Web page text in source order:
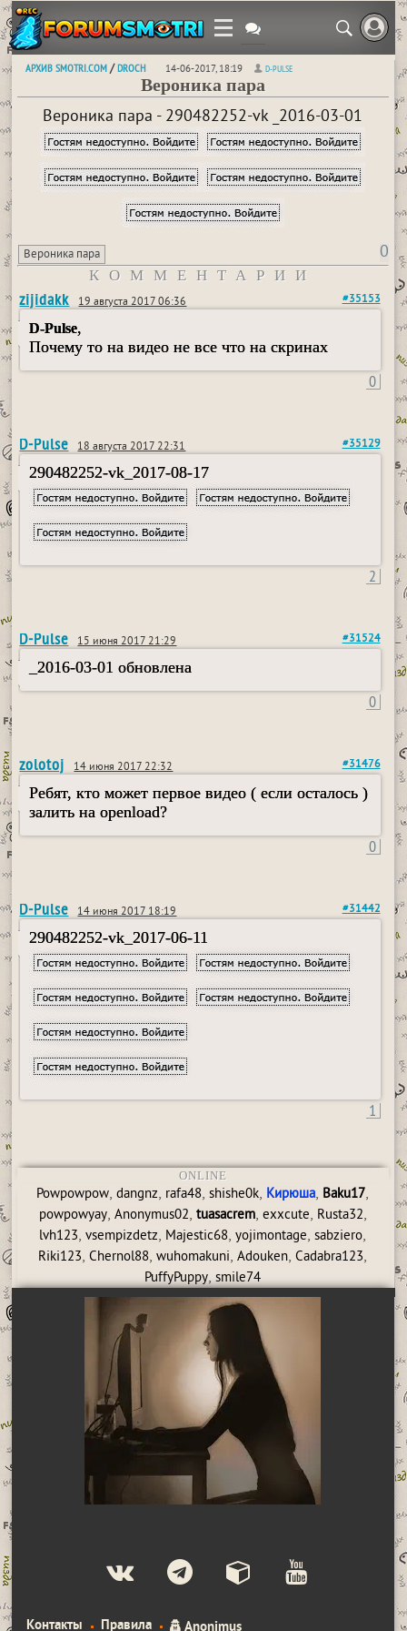
АРХИВ SMOTRI.COM /DROCH 14-06-2017, 18:19 D-PULSE
Вероника пара
Вероника пара - 290482252-vk _2016-03-01
Вероника пара 0
КОММЕНТАРИИ
zijidakk 19 августа 2017 06:36 #35153
D-Pulse,
Почему то на видео не все что на скринах
0
D-Pulse 18 августа 2017 22:31 #35129
290482252-vk_2017-08-17
2
D-Pulse 15 июня 2017 21:29 #31524
_2016-03-01 обновлена
0
zolotoj 14 июня 2017 22:32 #31476
Ребят, кто может первое видео ( если осталось )
залить на openload?
0
D-Pulse 14 июня 2017 18:19 #31442
290482252-vk_2017-06-11
1
ONLINE
Powpowpow,dangnz, rafa48,shishe0k, Кирюша, Baku17,
powpowyay, Anonymus02, tuasacrem, exxcute, Rusta32,
lvh123,vsempizdetz, Majestic68,yojimontage,sabziero,
Riki123,Chernol88,wuhomakuni,Adouken,Cadabra123,
PuffyPuppy,smile74
Контакты Правила